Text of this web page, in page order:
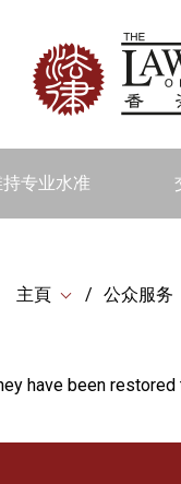
专业水准
主頁 公众服务
have been